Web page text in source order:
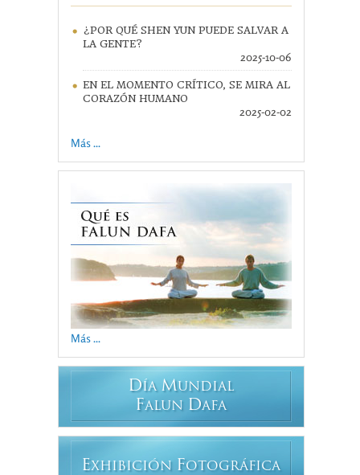
¿POR QUÉ SHEN YUN PUEDE SALVAR A
LA GENTE?
2025-10-06
EN EL MOMENTO CRÍTICO, SE MIRA AL
CORAZÓN HUMANO
2025-02-02
Más ...
Más ...
DÍA MUNDIAL
FALUN DAFA
EXHIBICIÓN FOTOGRÁFICA